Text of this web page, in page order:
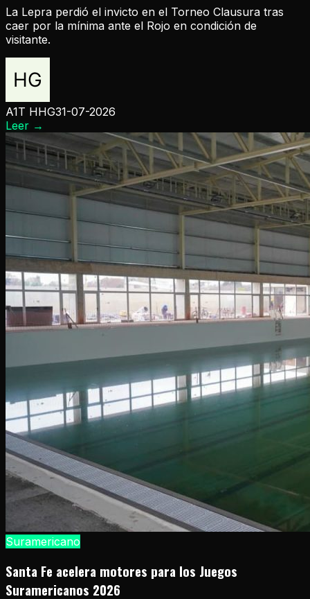
La Lepra perdió el invicto en el Torneo Clausura tras
caer por la mínima ante el Rojo en condición de
visitante.
A1T HHG31-07-2026
Leer →
Suramericano
Santa Fe acelera motores para los Juegos
Suramericanos 2026